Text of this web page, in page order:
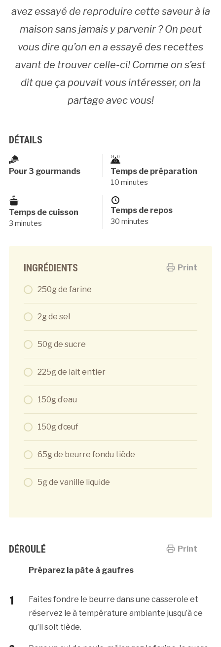
avez essayé de reproduire cette saveur à la
maison sans jamais y parvenir ? On peut
vous dire qu’on en a essayé des recettes
avant de trouver celle-ci! Comme on s’est
dit que ça pouvait vous intéresser, on la
partage avec vous!
DÉTAILS
Pour 3 gourmands Temps de préparation
10 minutes
Temps de cuisson
3 minutes
Temps de repos
30 minutes
Print
INGRÉDIENTS
250g de farine
2g de sel
50g de sucre
225g de lait entier
150g d’eau
150g d’œuf
65g de beurre fondu tiède
5g de vanille liquide
Print
DÉROULÉ
Préparez la pâte à gaufres
Faites fondre le beurre dans une casserole et
réservez le à température ambiante jusqu’à ce
qu’il soit tiède.